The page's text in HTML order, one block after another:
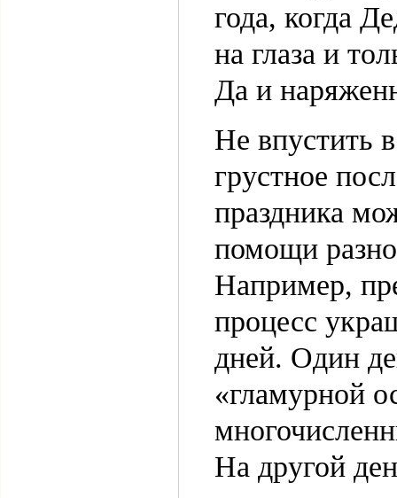
года, когда
на глаза и
Да и
Не впустить
грустное
праздника
помощи
Например,
процесс
дней. Один
«гламурной
На другой